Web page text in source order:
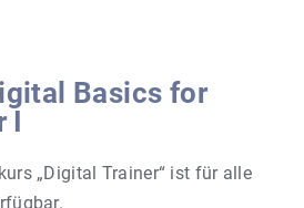
Basics for
I
„Digital Trainer“ ist für alle